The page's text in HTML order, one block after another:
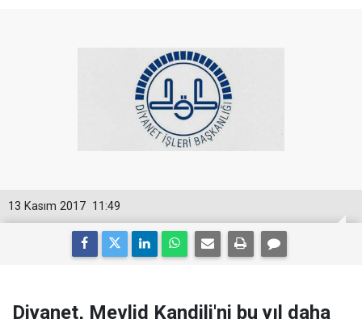
11:49
13 Kasım 2017
Diyanet, Mevlid Kandili'ni bu yıl daha